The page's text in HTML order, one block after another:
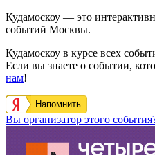
Кудамоскоу — это
событий Москвы.
Кудамоскоу в курсе всех
Если вы знаете о событии,
нам!
Напомнить
Вы организатор этого